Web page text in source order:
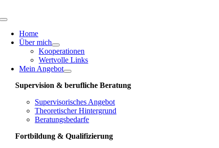
to
Toggle
NavigationHome
Über mich
Kooperationen
Wertvolle Links
Mein Angebot
Supervision & berufliche Beratung
Supervisorisches Angebot
Theoretischer Hintergrund
Beratungsbedarfe
Fortbildung & Qualifizierung